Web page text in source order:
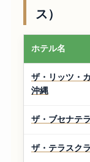
ス）
ホテル名
ザ・リッツ・
沖縄
ザ・ブセナテ
ザ・テラスク